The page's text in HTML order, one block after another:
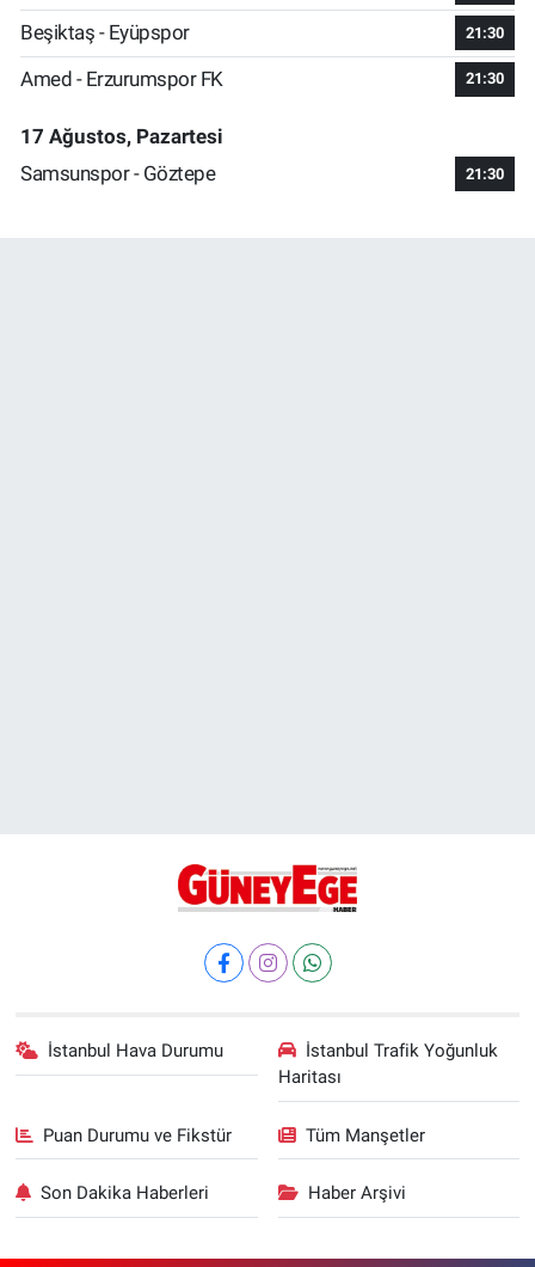
Beşiktaş - Eyüpspor 21:30
Amed - Erzurumspor FK 21:30
17 Ağustos, Pazartesi
Samsunspor - Göztepe
21:30
İstanbul Hava Durumu
İstanbul Trafik Yoğunluk
Haritası
Puan Durumu ve Fikstür Tüm Manşetler
Son Dakika Haberleri Haber Arşivi